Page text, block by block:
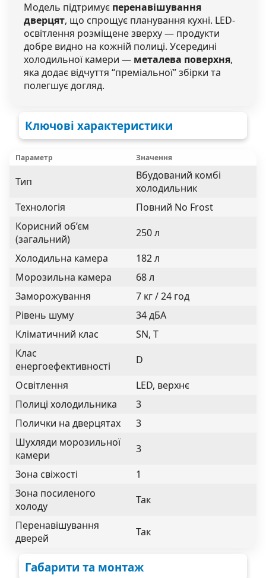
Модель підтримує перенавішування
дверцят, що спрощує планування кухні. LED-
освітлення розміщене зверху — продукти
добре видно на кожній полиці. Усередині
холодильної камери — металева поверхня,
яка додає відчуття “преміальної” збірки та
полегшує догляд.
Ключові характеристики
Параметр Значення
Тип
Вбудований комбі
холодильник
Технологія
Повний No Frost
Корисний об’єм
(загальний)
250 л
Холодильна камера
182 л
Морозильна камера
68 л
Заморожування
7 кг / 24 год
Рівень шуму
34 дБА
Кліматичний клас
SN, T
Клас
енергоефективності
D
Освітлення
LED, верхнє
Полиці холодильника
3
Полички на дверцятах
3
Шухляди морозильної
камери
3
Зона свіжості
1
Зона посиленого
холоду
Так
Перенавішування
дверей
Так
Габарити та монтаж